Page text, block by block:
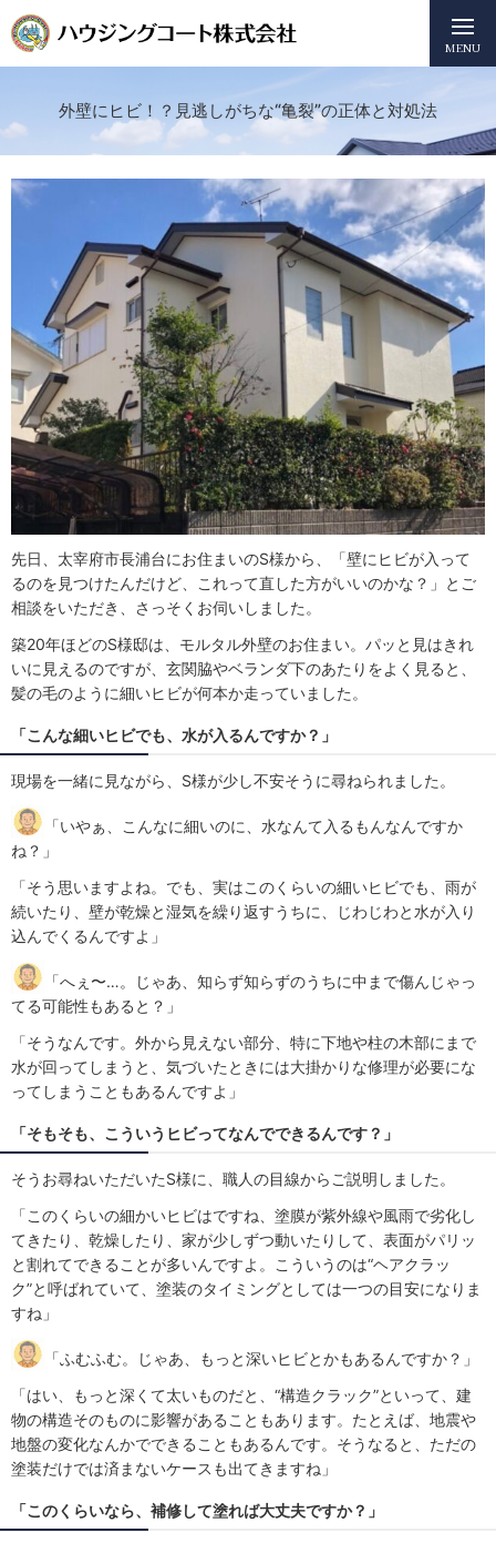
MENU
外壁にヒビ！？見逃しがちな“亀裂”の正体と対処法
先日、太宰府市長浦台にお住まいのS様から、「壁にヒビが入って
るのを見つけたんだけど、これって直した方がいいのかな？」とご
相談をいただき、さっそくお伺いしました。
築20年ほどのS様邸は、モルタル外壁のお住まい。パッと見はきれ
いに見えるのですが、玄関脇やベランダ下のあたりをよく見ると、
髪の毛のように細いヒビが何本か走っていました。
「こんな細いヒビでも、水が入るんですか？」
現場を一緒に見ながら、S様が少し不安そうに尋ねられました。
「いやぁ、こんなに細いのに、水なんて入るもんなんですか
ね？」
「そう思いますよね。でも、実はこのくらいの細いヒビでも、雨が
続いたり、壁が乾燥と湿気を繰り返すうちに、じわじわと水が入り
込んでくるんですよ」
「へぇ〜…。じゃあ、知らず知らずのうちに中まで傷んじゃっ
てる可能性もあると？」
「そうなんです。外から見えない部分、特に下地や柱の木部にまで
水が回ってしまうと、気づいたときには大掛かりな修理が必要にな
ってしまうこともあるんですよ」
「そもそも、こういうヒビってなんでできるんです？」
そうお尋ねいただいたS様に、職人の目線からご説明しました。
「このくらいの細かいヒビはですね、塗膜が紫外線や風雨で劣化し
てきたり、乾燥したり、家が少しずつ動いたりして、表面がパリッ
と割れてできることが多いんですよ。こういうのは“ヘアクラッ
ク”と呼ばれていて、塗装のタイミングとしては一つの目安になりま
すね」
「ふむふむ。じゃあ、もっと深いヒビとかもあるんですか？」
「はい、もっと深くて太いものだと、“構造クラック”といって、建
物の構造そのものに影響があることもあります。たとえば、地震や
地盤の変化なんかでできることもあるんです。そうなると、ただの
塗装だけでは済まないケースも出てきますね」
「このくらいなら、補修して塗れば大丈夫ですか？」